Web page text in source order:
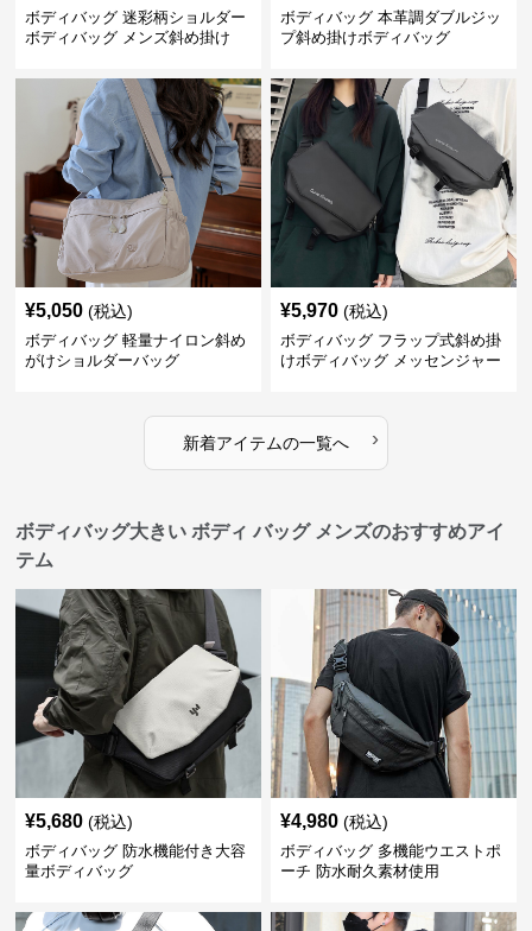
ボディバッグ 迷彩柄ショルダー
ボディバッグ メンズ斜め掛け
ボディバッグ 本革調ダブルジッ
プ斜め掛けボディバッグ
¥5,050 (税込)
ボディバッグ 軽量ナイロン斜め
がけショルダーバッグ
¥5,970 (税込)
ボディバッグ フラップ式斜め掛
けボディバッグ メッセンジャー
新着アイテムの一覧へ ›
ボディバッグ大きい ボディ バッグ メンズのおすすめアイ
テム
¥5,680 (税込)
ボディバッグ 防水機能付き大容
量ボディバッグ
¥4,980 (税込)
ボディバッグ 多機能ウエストポ
ーチ 防水耐久素材使用